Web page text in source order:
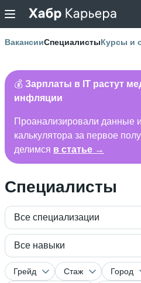
ВакансииСпециалистыКурсы и
💰 Зарплаты в IT растут
инфляции
Проанализировали данные
калькулятора за первое
делимся в статье →
Специалисты
Все специализации
Все навыки
Грейд Стаж Город